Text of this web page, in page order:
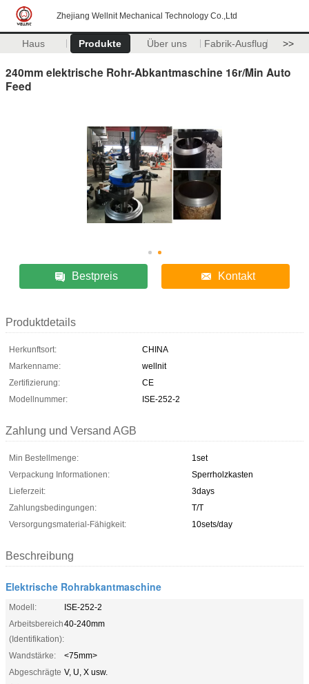
Zhejiang Wellnit Mechanical Technology Co.,Ltd
Haus Produkte Über uns Fabrik-Ausflug >>
240mm elektrische Rohr-Abkantmaschine 16r/Min Auto
Feed
Bestpreis Kontakt
Produktdetails
Herkunftsort:
CHINA
Markenname:
wellnit
Zertifizierung:
CE
Modellnummer:
ISE-252-2
Zahlung und Versand AGB
Min Bestellmenge:
1set
Verpackung Informationen:
Sperrholzkasten
Lieferzeit:
3days
Zahlungsbedingungen:
T/T
Versorgungsmaterial-Fähigkeit:
10sets/day
Beschreibung
Elektrische Rohrabkantmaschine
Modell:
ISE-252-2
Arbeitsbereich
(Identifikation):
40-240mm
Wandstärke:
<75mm>
Abgeschrägte V, U, X usw.